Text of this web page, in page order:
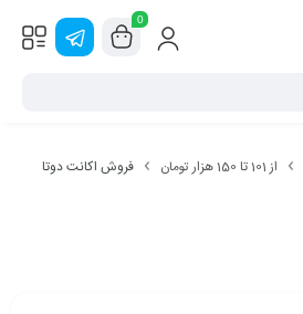
0
از 101 تا 150 هزار تومان
فروش اکانت دوتا